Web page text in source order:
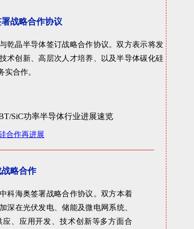
战略合作协议
乾晶半导体签订战略合作协议。双方表示将发
术创新、高层次人才培养、以及半导体碳化硅
合作。
合作再进展
略合作
科海奥签署战略合作协议。双方本着
深在光伏发电、储能及微电网系统、
、应用开发、技术创新等多方面合